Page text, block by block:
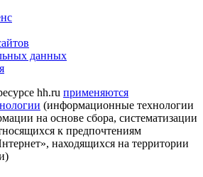
данных
hh.ru применяются
(информационные технологии
на основе сбора, систематизации
к предпочтениям
находящихся на территории